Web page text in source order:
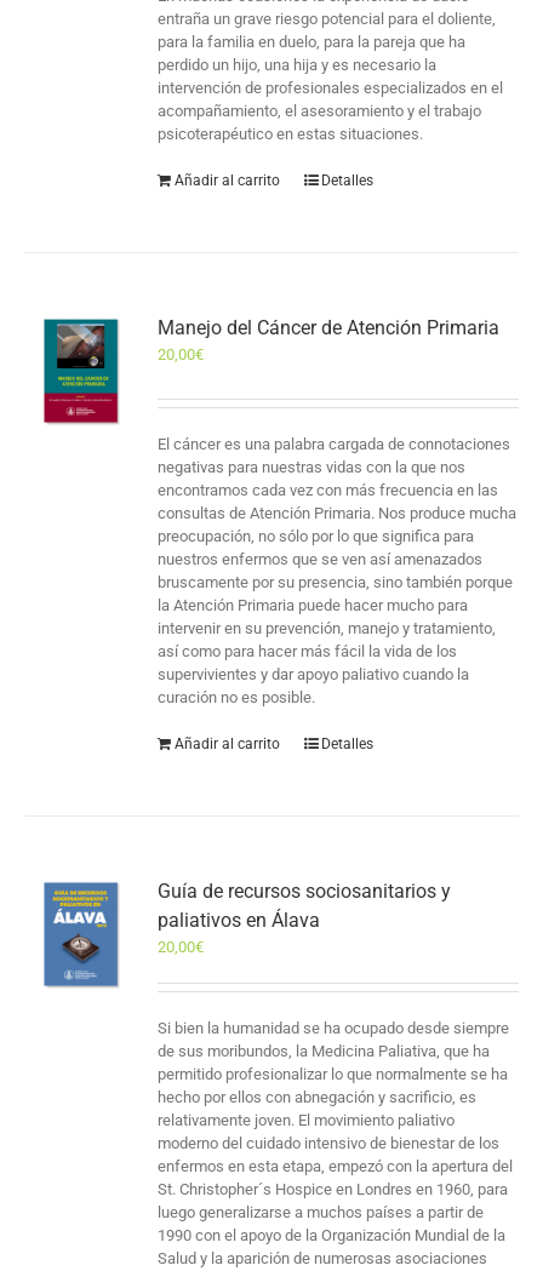
entraña un grave riesgo potencial para el doliente,
para la familia en duelo, para la pareja que ha
perdido un hijo, una hija y es necesario la
intervención de profesionales especializados en el
acompañamiento, el asesoramiento y el trabajo
psicoterapéutico en estas situaciones.
Añadir al carrito Detalles
Manejo del Cáncer de Atención Primaria
20,00€
El cáncer es una palabra cargada de connotaciones
negativas para nuestras vidas con la que nos
encontramos cada vez con más frecuencia en las
consultas de Atención Primaria. Nos produce mucha
preocupación, no sólo por lo que significa para
nuestros enfermos que se ven así amenazados
bruscamente por su presencia, sino también porque
la Atención Primaria puede hacer mucho para
intervenir en su prevención, manejo y tratamiento,
así como para hacer más fácil la vida de los
supervivientes y dar apoyo paliativo cuando la
curación no es posible.
Añadir al carrito Detalles
Guía de recursos sociosanitarios y
paliativos en Álava
20,00€
Si bien la humanidad se ha ocupado desde siempre
de sus moribundos, la Medicina Paliativa, que ha
permitido profesionalizar lo que normalmente se ha
hecho por ellos con abnegación y sacrificio, es
relativamente joven. El movimiento paliativo
moderno del cuidado intensivo de bienestar de los
enfermos en esta etapa, empezó con la apertura del
St. Christopher´s Hospice en Londres en 1960, para
luego generalizarse a muchos países a partir de
1990 con el apoyo de la Organización Mundial de la
Salud y la aparición de numerosas asociaciones